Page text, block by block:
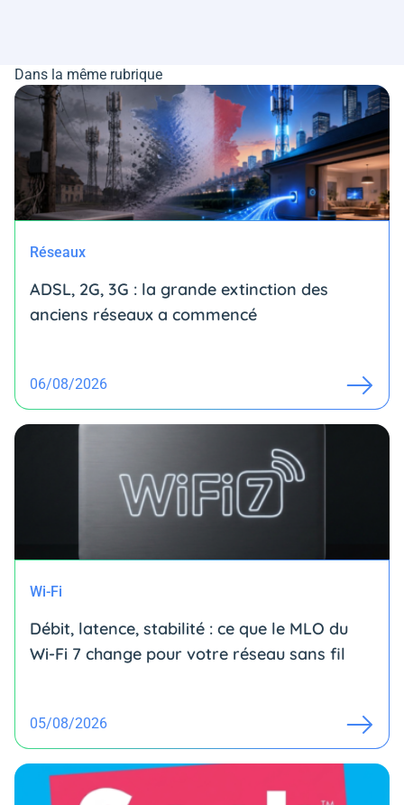
Dans la même rubrique
Réseaux
ADSL, 2G, 3G : la grande extinction des
anciens réseaux a commencé
06/08/2026
Wi-Fi
Débit, latence, stabilité : ce que le MLO du
Wi-Fi 7 change pour votre réseau sans fil
05/08/2026